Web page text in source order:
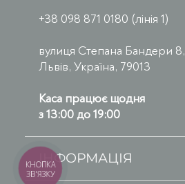
+38 098 871 0180 (лінія 1)
вулиця Степана Бандери 8,
Львів, Україна, 79013
Каса працює щодня
з 13:00 до 19:00
ІНФОРМАЦІЯ
КНОПКА
ЗВ'ЯЗКУ